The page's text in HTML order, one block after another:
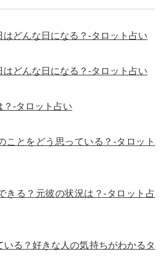
はどんな日になる？-タロット占い
はどんな日になる？-タロット占い
？-タロット占い
ことをどう思っている？-タロット
きる？元彼の状況は？-タロット占
いる？好きな人の気持ちがわかるタ